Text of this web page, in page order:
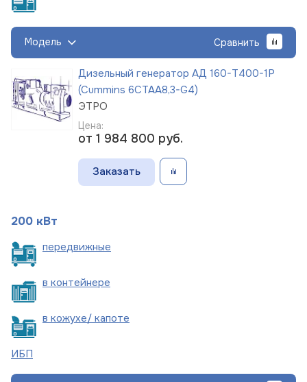
Модель Сравнить
Дизельный генератор АД 160-Т400-1Р
(Cummins 6CTAА8,3-G4)
ЭТРО
Цена:
от 1 984 800 руб.
Заказать
200 кВт
передвижные
в контейнере
в кожухе/ капоте
ИБП